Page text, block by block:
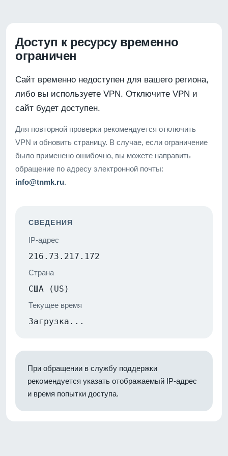
Доступ к ресурсу временно
ограничен
Сайт временно недоступен для вашего региона,
либо вы используете VPN. Отключите VPN и
сайт будет доступен.
Для повторной проверки рекомендуется отключить
VPN и обновить страницу. В случае, если ограничение
было применено ошибочно, вы можете направить
обращение по адресу электронной почты:
info@tnmk.ru.
СВЕДЕНИЯ
IP-адрес
216.73.217.172
Страна
США (US)
Текущее время
Загрузка...
При обращении в службу поддержки
рекомендуется указать отображаемый IP-адрес
и время попытки доступа.